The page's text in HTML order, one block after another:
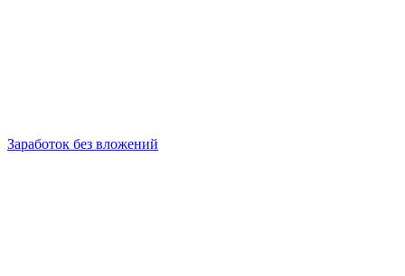
Заработок без вложений